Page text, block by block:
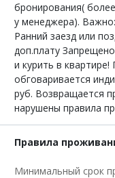
бронирования(
у менеджера).
Ранний заезд или
доп.плату
и курить в
обговаривается
руб. Возвращается
нарушены правила
Правила
Минимальный срок